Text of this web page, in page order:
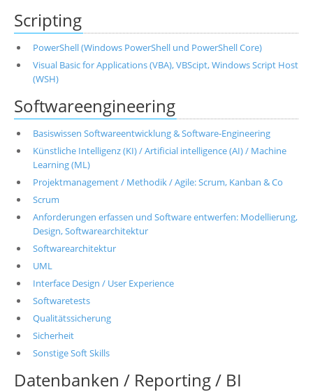
Scripting
PowerShell (Windows PowerShell und PowerShell Core)
Visual Basic for Applications (VBA), VBScipt, Windows Script Host
(WSH)
Softwareengineering
Basiswissen Softwareentwicklung & Software-Engineering
Künstliche Intelligenz (KI) / Artificial intelligence (AI) / Machine
Learning (ML)
Projektmanagement / Methodik / Agile: Scrum, Kanban & Co
Scrum
Anforderungen erfassen und Software entwerfen: Modellierung,
Design, Softwarearchitektur
Softwarearchitektur
UML
Interface Design / User Experience
Softwaretests
Qualitätssicherung
Sicherheit
Sonstige Soft Skills
Datenbanken / Reporting / BI